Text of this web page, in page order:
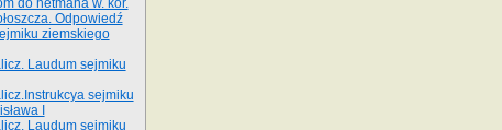
do hetmana w. kor.
Odpowiedź
ziemskiego
Laudum sejmiku
sejmiku
I
Laudum sejmiku